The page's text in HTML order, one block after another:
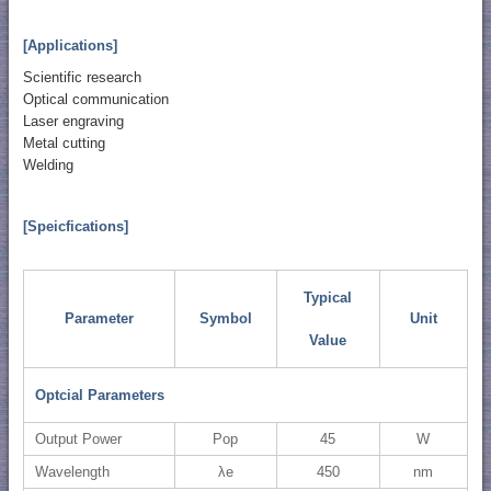
[Applications]
Scientific research
Optical communication
Laser engraving
Metal cutting
Welding
[Speicfications]
Parameter Symbol
Typical
Value
Unit
Optcial Parameters
Output Power Pop 45
W
Wavelength
λe 450 nm